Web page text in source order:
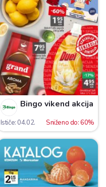
Bingo vikend akcija
Ističe: 04.02. Sniženo do: 60%